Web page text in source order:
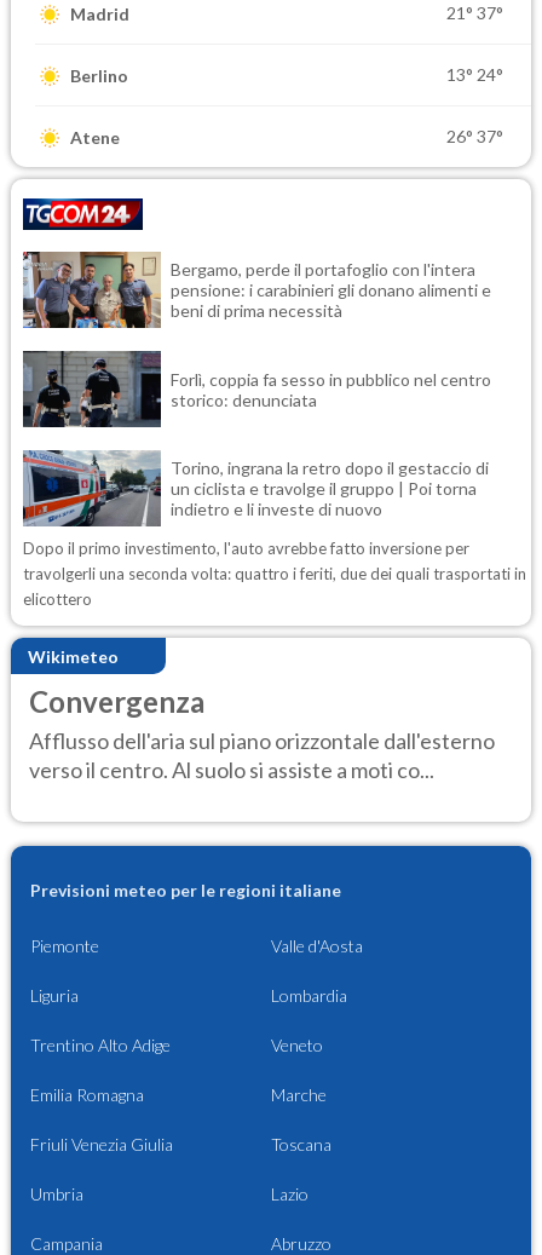
Madrid 21° 37°
Berlino 13° 24°
Atene 26° 37°
Bergamo, perde il portafoglio con l'intera
pensione: i carabinieri gli donano alimenti e
beni di prima necessità
Forlì, coppia fa sesso in pubblico nel centro
storico: denunciata
Torino, ingrana la retro dopo il gestaccio di
un ciclista e travolge il gruppo | Poi torna
indietro e li investe di nuovo
Dopo il primo investimento, l'auto avrebbe fatto inversione per
travolgerli una seconda volta: quattro i feriti, due dei quali trasportati in
elicottero
Wikimeteo
Convergenza
Afflusso dell'aria sul piano orizzontale dall'esterno
verso il centro. Al suolo si assiste a moti co...
Previsioni meteo per le regioni italiane
Piemonte Valle d'Aosta
Liguria Lombardia
Trentino Alto Adige Veneto
Emilia Romagna Marche
Friuli Venezia Giulia Toscana
Umbria Lazio
Campania Abruzzo